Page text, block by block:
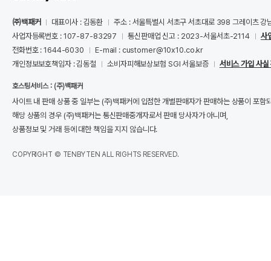
㈜백패커 대표이사 : 김동환
주소 : 서울특별시 서초구 서초대로 398 그레이츠 강
사업자등록번호 : 107-87-83297
통신판매업 신고 : 2023-서울서초-2114
사
전화번호 : 1644-6030
E-mail : customer@10x10.co.kr
개인정보보호책임자 : 김동철
소비자피해보상보험 SGI 서울보증 서비스 가입 사실
호스팅서비스 : (주)백패커
사이트 내 판매 상품 중 일부는 (주)백패커에 입점한 개별판매자가 판매하는 상품이 포함
해당 상품의 경우 (주)백패커는 통신판매중개자로서 판매 당사자가 아니며,
상품정보 및 거래 등에 대한 책임을 지지 않습니다.
COPYRIGHT © TENBYTEN ALL RIGHTS RESERVED.